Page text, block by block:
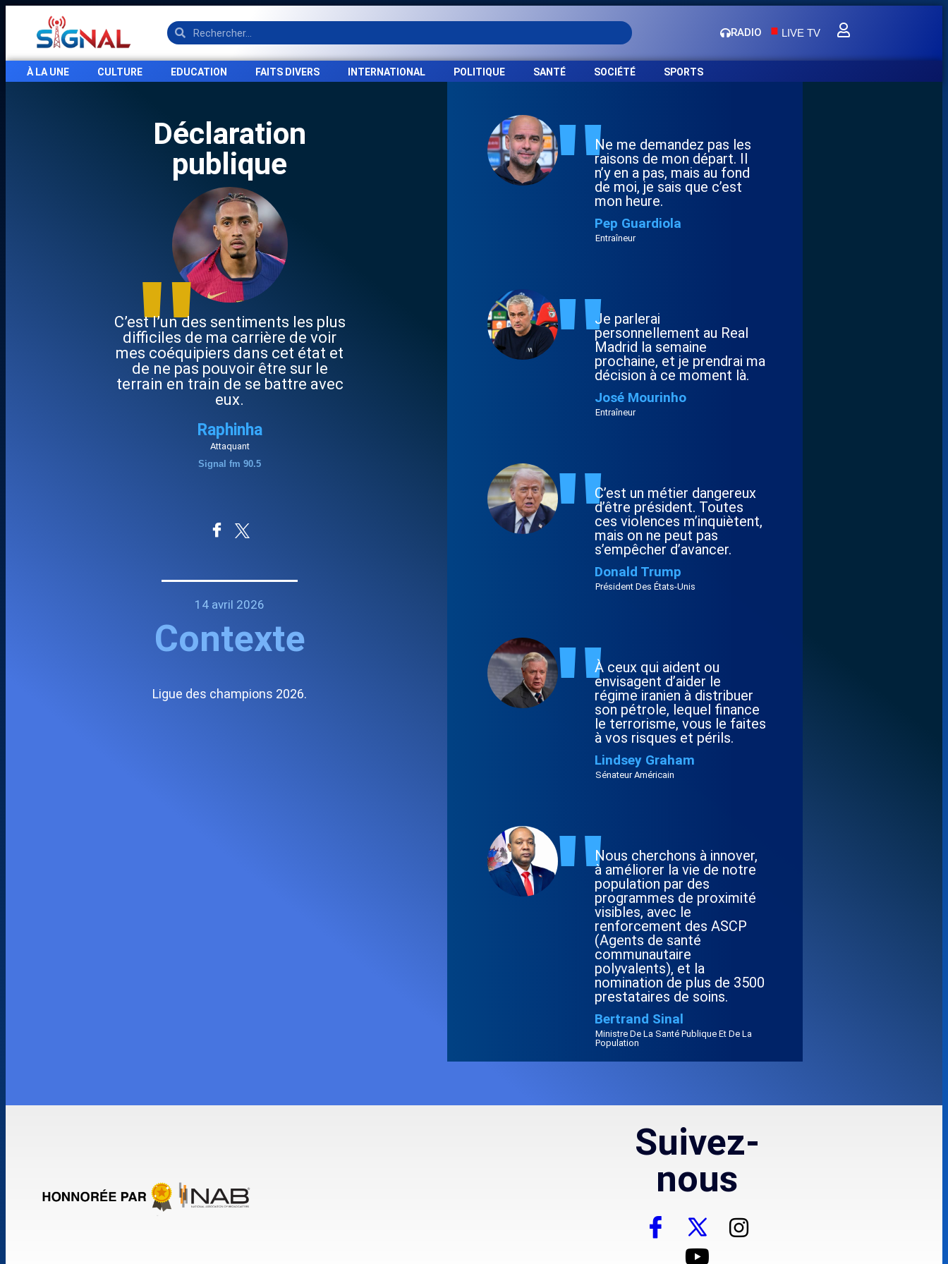
RADIO LIVE TV
À LA UNE CULTURE EDUCATION FAITS DIVERS INTERNATIONAL POLITIQUE SANTÉ SOCIÉTÉ SPORTS
Déclaration
publique
"
C’est l’un des sentiments les plus
difficiles de ma carrière de voir
mes coéquipiers dans cet état et
de ne pas pouvoir être sur le
terrain en train de se battre avec
eux.
Raphinha
Attaquant
Signal fm 90.5
14 avril 2026
Contexte
Ligue des champions 2026.
"Ne me demandez pas les
raisons de mon départ. Il
n’y en a pas, mais au fond
de moi, je sais que c’est
mon heure.
Pep Guardiola
Entraîneur
"Je parlerai
personnellement au Real
Madrid la semaine
prochaine, et je prendrai ma
décision à ce moment là.
José Mourinho
Entraîneur
"C’est un métier dangereux
d’être président. Toutes
ces violences m’inquiètent,
mais on ne peut pas
s’empêcher d’avancer.
Donald Trump
Président Des États-Unis
"À ceux qui aident ou
envisagent d’aider le
régime iranien à distribuer
son pétrole, lequel finance
le terrorisme, vous le faites
à vos risques et périls.
Lindsey Graham
Sénateur Américain
"Nous cherchons à innover,
à améliorer la vie de notre
population par des
programmes de proximité
visibles, avec le
renforcement des ASCP
(Agents de santé
communautaire
polyvalents), et la
nomination de plus de 3500
prestataires de soins.
Bertrand Sinal
Ministre De La Santé Publique Et De La
Population
Suivez-
nous